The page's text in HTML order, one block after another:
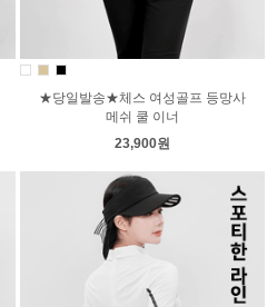
★당일발송★체스 여성골프 등망사
메쉬 쿨 이너
23,900원